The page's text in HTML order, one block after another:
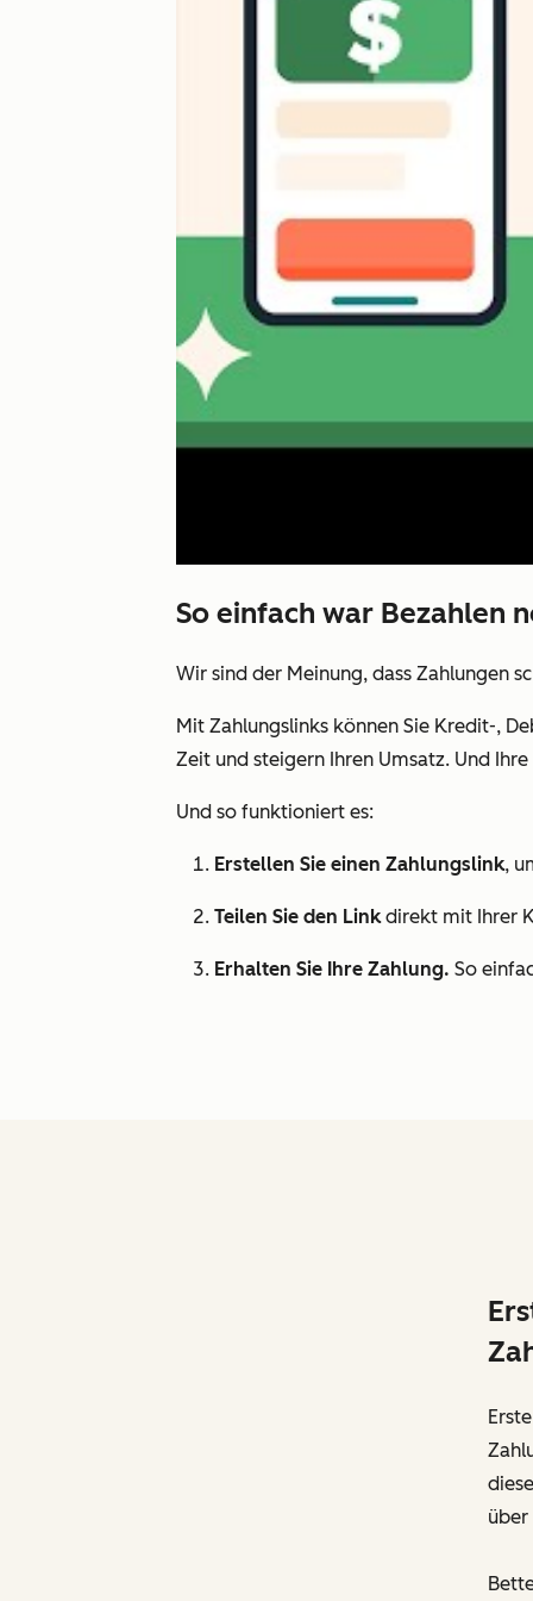
So einfach war Bezahlen
Wir sind der Meinung, dass Zahlungen
Mit Zahlungslinks können Sie Kredit-,
Zeit und steigern Ihren Umsatz. Und
Und so funktioniert es:
Erstellen Sie einen Zahlungslink,
Teilen Sie den Linkdirekt mit Ihrer
Erhalten Sie Ihre Zahlung. So
über